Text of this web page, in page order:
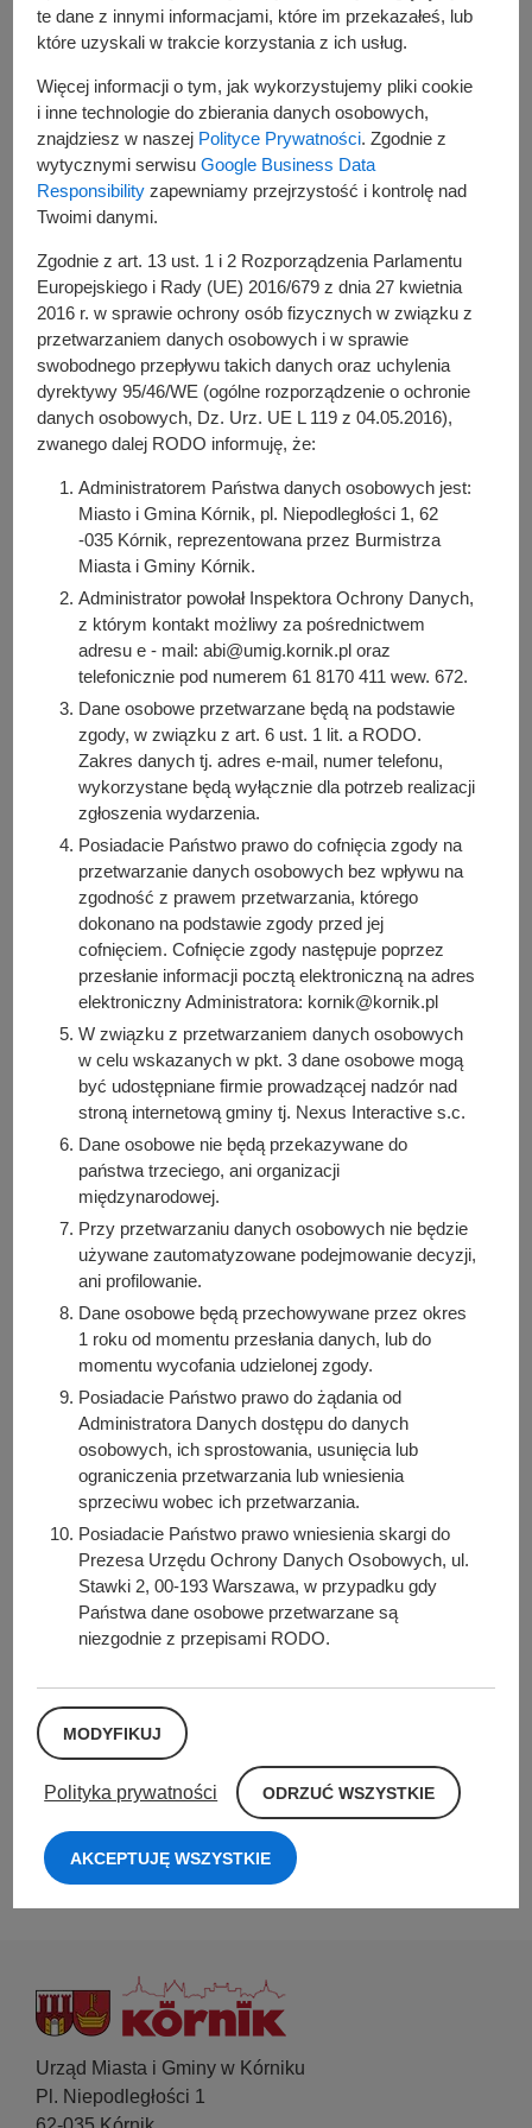
Andriy Melnyk - akordeon Maryan Lomaha - skrzypce
Paweł Głowacki - gitara basowa Marek Jakubowski -
perkusja27 lipca br. godz. 18:00, Arboretum, Kórnik 100.
rocznica powstania FZK Koncert zespołu Przebiśniegi w
składzie: Markus Żamojda Jan Bąk Joanna Jewuła 3
sierpnia br. godz. 18:00, Prowent, Kórnik KONCERT
FINAŁOWY GOLDEN HITS OF JAMES BOND & GRAND
ROYAL ORCHESTRA Kamil Franczak - wokal Największe
opracowaniach Miejsca:Arboretum Kórnickie ul. Zamkowa
5 62-035 Kórnik Kórnicki Ośrodek Kultury w Kórnikuul.
Prowent 6 62-035 Kórnik
Kiedy?
2025-07-06, godz. 20:00
2025-08-03, godz. 20:00
Gdzie?
Arboretum Kórnickie, Kórnicki Ośrodek Kultury
Strona internetowa
http://www.kornickiosrodekkultury.pl
Autor wpisu
Zgłoszone wydarzenie
Podziel się z innymi:
Facebook
POKAŻ CAŁE KALENDARIUM
ZAPROPONUJ WYDARZENIE
Urząd Miasta i Gminy w Kórniku
Pl. Niepodległości 1
te dane z innymi informacjami, które im przekazałeś, lub
które uzyskali w trakcie korzystania z ich usług.
Więcej informacji o tym, jak wykorzystujemy pliki cookie
i inne technologie do zbierania danych osobowych,
znajdziesz w naszej Polityce Prywatności. Zgodnie z
wytycznymi serwisuGoogle Business Data
Responsibility zapewniamy przejrzystość i kontrolę nad
Twoimi danymi.
Zgodnie z art. 13 ust. 1 i 2 Rozporządzenia Parlamentu
Europejskiego i Rady (UE) 2016/679 z dnia 27 kwietnia
2016 r. w sprawie ochrony osób fizycznych w związku z
przetwarzaniem danych osobowych i w sprawie
swobodnego przepływu takich danych oraz uchylenia
dyrektywy 95/46/WE (ogólne rozporządzenie o ochronie
danych osobowych, Dz. Urz. UE L 119 z 04.05.2016),
zwanego dalej RODO informuję, że:
Administratorem Państwa danych osobowych jest:
Miasto i Gmina Kórnik, pl. Niepodległości 1, 62
-035 Kórnik, reprezentowana przez Burmistrza
Miasta i Gminy Kórnik.
Administrator powołał Inspektora Ochrony Danych,
z którym kontakt możliwy za pośrednictwem
adresu e - mail: abi@umig.kornik.pl oraz
telefonicznie pod numerem 61 8170 411 wew. 672.
Dane osobowe przetwarzane będą na podstawie
zgody, w związku z art. 6 ust. 1 lit. a RODO.
Zakres danych tj. adres e-mail, numer telefonu,
wykorzystane będą wyłącznie dla potrzeb realizacji
zgłoszenia wydarzenia.
Posiadacie Państwo prawo do cofnięcia zgody na
przetwarzanie danych osobowych bez wpływu na
zgodność z prawem przetwarzania, którego
dokonano na podstawie zgody przed jej
cofnięciem. Cofnięcie zgody następuje poprzez
przesłanie informacji pocztą elektroniczną na adres
elektroniczny Administratora: kornik@kornik.pl
W związku z przetwarzaniem danych osobowych
w celu wskazanych w pkt. 3 dane osobowe mogą
być udostępniane firmie prowadzącej nadzór nad
stroną internetową gminy tj. Nexus Interactive s.c.
Dane osobowe nie będą przekazywane do
państwa trzeciego, ani organizacji
międzynarodowej.
Przy przetwarzaniu danych osobowych nie będzie
używane zautomatyzowane podejmowanie decyzji,
ani profilowanie.
Dane osobowe będą przechowywane przez okres
1 roku od momentu przesłania danych, lub do
momentu wycofania udzielonej zgody.
Posiadacie Państwo prawo do żądania od
Administratora Danych dostępu do danych
osobowych, ich sprostowania, usunięcia lub
ograniczenia przetwarzania lub wniesienia
sprzeciwu wobec ich przetwarzania.
Posiadacie Państwo prawo wniesienia skargi do
Prezesa Urzędu Ochrony Danych Osobowych, ul.
Stawki 2, 00-193 Warszawa, w przypadku gdy
Państwa dane osobowe przetwarzane są
niezgodnie z przepisami RODO.
MODYFIKUJ
Polityka prywatności ODRZUĆ WSZYSTKIE
AKCEPTUJĘ WSZYSTKIE